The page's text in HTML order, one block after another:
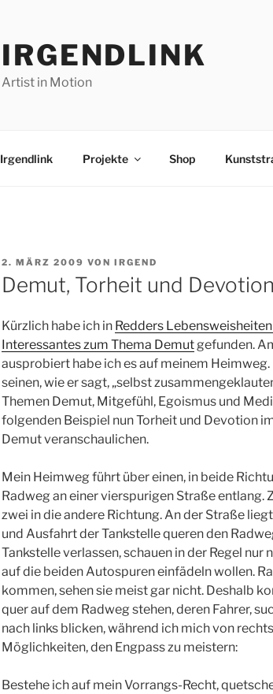
IRGENDLINK
Artist in Motion
Irgendlink Projekte Shop
VERÖFFENTLICHT
AM
2. MÄRZ 2009 VON IRGEND
Demut, Torheit und Devotion
Kürzlich habe ich in Redders
Interessantes zum Thema Demutgefunden.
ausprobiert habe ich es auf meinem
seinen, wie er sagt, „selbst
Themen Demut, Mitgefühl, Egoismus und
folgenden Beispiel nun Torheit und Devotion
Demut veranschaulichen.
Mein Heimweg führt über einen, in beide
Radweg an einer vierspurigen Straße entlang.
zwei in die andere Richtung. An der Straße
und Ausfahrt der Tankstelle queren den
Tankstelle verlassen, schauen in der Regel nur
auf die beiden Autospuren einfädeln wollen.
kommen, sehen sie meist gar nicht. Deshalb
quer auf dem Radweg stehen, deren Fahrer,
nach links blicken, während ich mich von
Möglichkeiten, den Engpass zu meistern:
Bestehe ich auf mein Vorrangs-Recht,